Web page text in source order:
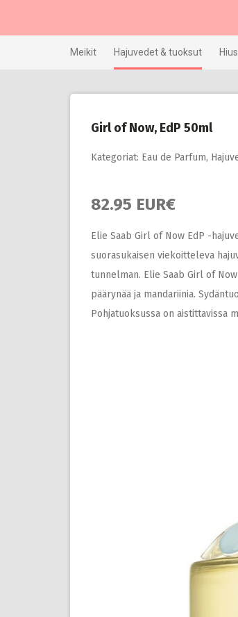
Meikit Hajuvedet & tuoksut
Girl of Now, EdP 50ml
Kategoriat: Eau de Parfum,
82.95 EUR€
Elie Saab Girl of Now EdP -
suorasukaisen viekoitteleva
tunnelman. Elie Saab Girl of
päärynää ja mandariinia.
Pohjatuoksussa on aistittavissa